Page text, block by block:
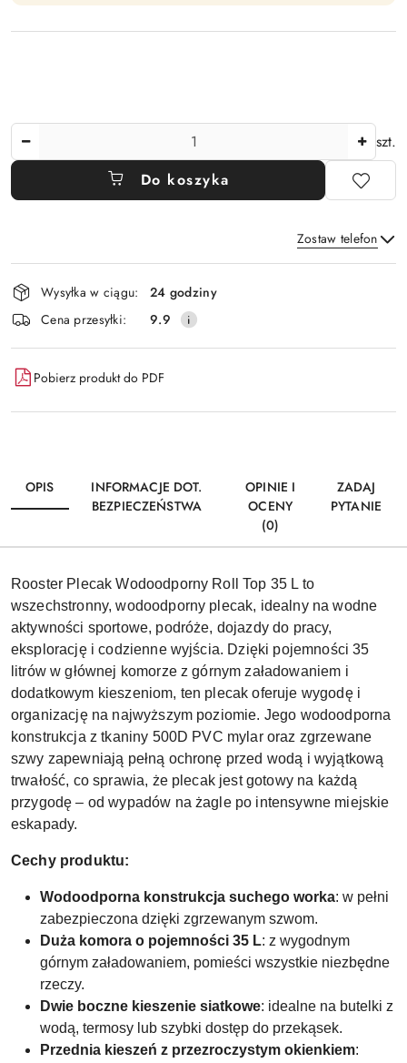
szt.
Do koszyka
Zostaw telefon
Wyślij
Dostępność
i
dostawa
Wysyłka w ciągu:
24 godziny
Cena przesyłki:
9.9
Pobierz produkt do PDF
OPIS
INFORMACJE DOT.
BEZPIECZEŃSTWA
OPINIE I
OCENY
(0)
ZADAJ
PYTANIE
Rooster Plecak Wodoodporny Roll Top 35 L to
wszechstronny, wodoodporny plecak, idealny na wodne
aktywności sportowe, podróże, dojazdy do pracy,
eksplorację i codzienne wyjścia. Dzięki pojemności 35
litrów w głównej komorze z górnym załadowaniem i
dodatkowym kieszeniom, ten plecak oferuje wygodę i
organizację na najwyższym poziomie. Jego wodoodporna
konstrukcja z tkaniny 500D PVC mylar oraz zgrzewane
szwy zapewniają pełną ochronę przed wodą i wyjątkową
trwałość, co sprawia, że plecak jest gotowy na każdą
przygodę – od wypadów na żagle po intensywne miejskie
eskapady.
Cechy produktu:
Wodoodporna konstrukcja suchego worka: w pełni
zabezpieczona dzięki zgrzewanym szwom.
Duża komora o pojemności 35 L: z wygodnym
górnym załadowaniem, pomieści wszystkie niezbędne
rzeczy.
Dwie boczne kieszenie siatkowe: idealne na butelki z
wodą, termosy lub szybki dostęp do przekąsek.
Przednia kieszeń z przezroczystym okienkiem: